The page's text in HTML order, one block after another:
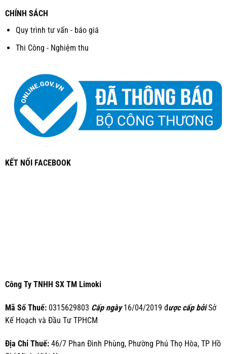
CHÍNH SÁCH
Quy trình tư vấn - báo giá
Thi Công - Nghiệm thu
KẾT NỐI FACEBOOK
Công Ty TNHH SX TM Limoki
Mã Số Thuế:0315629803 Cấp ngày16/04/2019 được cấp bởiSở
Kế Hoạch và Đầu Tư TPHCM
Địa Chỉ Thuế:46/7 Phan Đình Phùng, Phường Phú Thọ Hòa, TP Hồ